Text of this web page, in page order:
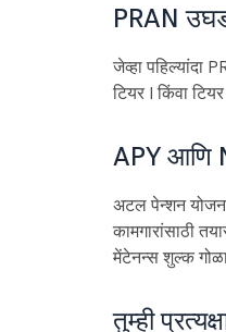
PRAN
जेव्हा पहिल्यांदा
टियर I किंवा
APY आणि
अटल पेन्शन
कामगारांसाठी
मेंटेनन्स शुल्क
तुम्ही